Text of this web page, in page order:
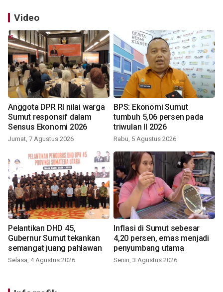
Video
Anggota DPR RI nilai warga
Sumut responsif dalam
Sensus Ekonomi 2026
Jumat, 7 Agustus 2026
BPS: Ekonomi Sumut
tumbuh 5,06 persen pada
triwulan II 2026
Rabu, 5 Agustus 2026
Pelantikan DHD 45,
Gubernur Sumut tekankan
semangat juang pahlawan
Selasa, 4 Agustus 2026
Inflasi di Sumut sebesar
4,20 persen, emas menjadi
penyumbang utama
Senin, 3 Agustus 2026